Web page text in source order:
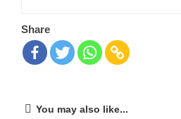
Share
You may also like...